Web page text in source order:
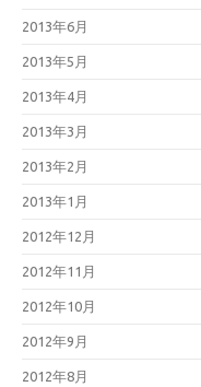
2013年6月
2013年5月
2013年4月
2013年3月
2013年2月
2013年1月
2012年12月
2012年11月
2012年10月
2012年9月
2012年8月